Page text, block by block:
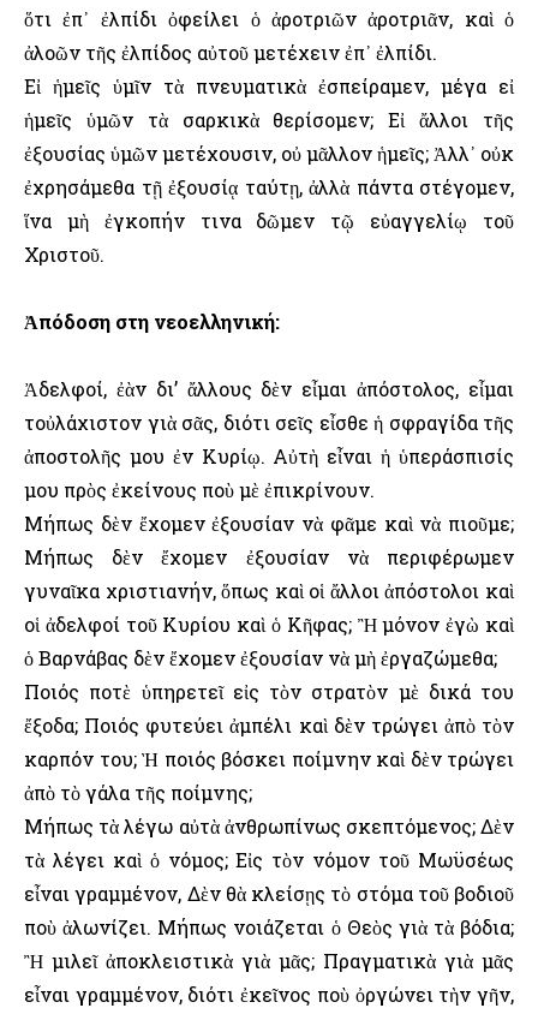
ὅτι ἐπ᾿ ἐλπίδι ὀφείλει ὁ ἀροτριῶν ἀροτριᾶν, καὶ ὁ
ἀλοῶν τῆς ἐλπίδος αὐτοῦ μετέχειν ἐπ᾿ ἐλπίδι.
Εἰ ἡμεῖς ὑμῖν τὰ πνευματικὰ ἐσπείραμεν, μέγα εἰ
ἡμεῖς ὑμῶν τὰ σαρκικὰ θερίσομεν; Εἰ ἄλλοι τῆς
ἐξουσίας ὑμῶν μετέχουσιν, οὐ μᾶλλον ἡμεῖς; Ἀλλ᾿ οὐκ
ἐχρησάμεθα τῇ ἐξουσίᾳ ταύτῃ, ἀλλὰ πάντα στέγομεν,
ἵνα μὴ ἐγκοπήν τινα δῶμεν τῷ εὐαγγελίῳ τοῦ
Χριστοῦ.
Ἀπόδοση στη νεοελληνική:
Ἀδελφοί, ἐὰν δι’ ἄλλους δὲν εἶμαι ἀπόστολος, εἶμαι
τοὐλάχιστον γιὰ σᾶς, διότι σεῖς εἶσθε ἡ σφραγίδα τῆς
ἀποστολῆς μου ἐν Κυρίῳ. Αὐτὴ εἶναι ἡ ὑπεράσπισίς
μου πρὸς ἐκείνους ποὺ μὲ ἐπικρίνουν.
Μήπως δὲν ἔχομεν ἐξουσίαν νὰ φᾶμε καὶ νὰ πιοῦμε;
Μήπως δὲν ἔχομεν ἐξουσίαν νὰ περιφέρωμεν
γυναῖκα χριστιανήν, ὅπως καὶ οἱ ἄλλοι ἀπόστολοι καὶ
οἱ ἀδελφοί τοῦ Κυρίου καὶ ὁ Κῆφας; Ἢ μόνον ἐγὼ καὶ
ὁ Βαρνάβας δὲν ἔχομεν ἐξουσίαν νὰ μὴ ἐργαζώμεθα;
Ποιός ποτὲ ὑπηρετεῖ εἰς τὸν στρατὸν μὲ δικά του
ἔξοδα; Ποιός φυτεύει ἀμπέλι καὶ δὲν τρώγει ἀπὸ τὸν
καρπόν του; Ὴ ποιός βόσκει ποίμνην καὶ δὲν τρώγει
ἀπὸ τὸ γάλα τῆς ποίμνης;
Μήπως τὰ λέγω αὐτὰ ἀνθρωπίνως σκεπτόμενος; Δὲν
τὰ λέγει καὶ ὁ νόμος; Εἰς τὸν νόμον τοῦ Μωϋσέως
εἶναι γραμμένον, Δὲν θὰ κλείσῃς τὸ στόμα τοῦ βοδιοῦ
ποὺ ἀλωνίζει. Μήπως νοιάζεται ὁ Θεὸς γιὰ τὰ βόδια;
Ἢ μιλεῖ ἀποκλειστικὰ γιὰ μᾶς; Πραγματικὰ γιὰ μᾶς
εἶναι γραμμένον, διότι ἐκεῖνος ποὺ ὀργώνει τὴν γῆν,